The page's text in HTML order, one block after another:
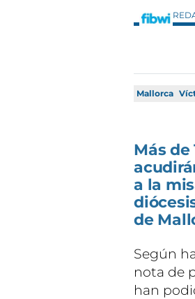
Mallorca
Más
a la
de
Según
nota de
han